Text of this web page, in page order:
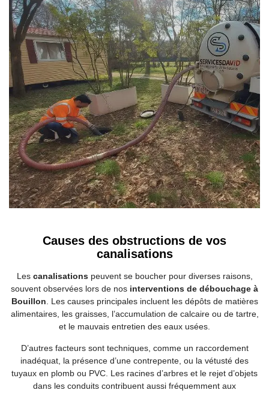
Causes des obstructions de vos
canalisations
Les canalisationspeuvent se boucher pour diverses raisons,
souvent observées lors de nos interventions de débouchage à
Bouillon. Les causes principales incluent les dépôts de matières
alimentaires, les graisses, l’accumulation de calcaire ou de tartre,
et le mauvais entretien des eaux usées.
D’autres facteurs sont techniques, comme un raccordement
inadéquat, la présence d’une contrepente, ou la vétusté des
tuyaux en plomb ou PVC. Les racines d’arbres et le rejet d’objets
dans les conduits contribuent aussi fréquemment aux